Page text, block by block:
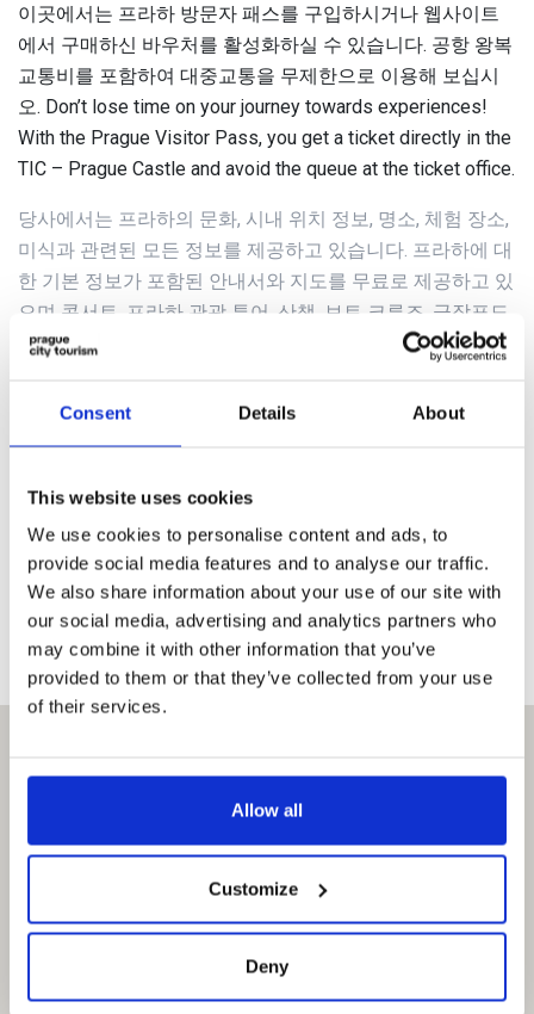
Consent Details About
This website uses cookies
We use cookies to personalise content and ads, to
provide social media features and to analyse our traffic.
We also share information about your use of our site with
our social media, advertising and analytics partners who
may combine it with other information that you’ve
provided to them or that they’ve collected from your use
of their services.
Allow all
Customize
Deny
이곳에서는 프라하 방문자 패스를 구입하시거나 웹사이트
에서 구매하신 바우처를 활성화하실 수 있습니다. 공항 왕복
교통비를 포함하여 대중교통을 무제한으로 이용해 보십시
오. Don’t lose time on your journey towards experiences!
With the Prague Visitor Pass, you get a ticket directly in the
TIC – Prague Castle and avoid the queue at the ticket office.
당사에서는 프라하의 문화, 시내 위치 정보, 명소, 체험 장소,
미식과 관련된 모든 정보를 제공하고 있습니다. 프라하에 대
한 기본 정보가 포함된 안내서와 지도를 무료로 제공하고 있
으며 콘서트, 프라하 관광 투어, 산책, 보트 크루즈, 극장표도
판매합니다.
Hrad III. nádvoří
119 00 Praha 1
틴스키 모노리트' 오벨리스크 맞은편)
영업시간
매일 9:00 ~ 17:00